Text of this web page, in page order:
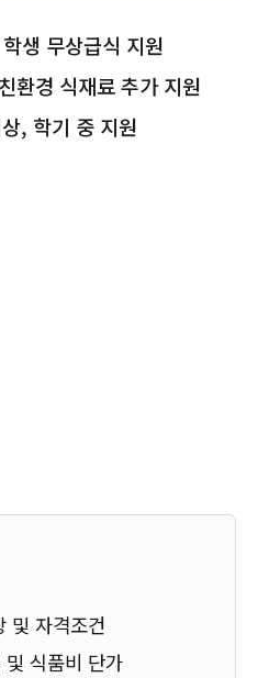
생 무상급식 지원
환경 식재료 추가 지원
, 학기 중 지원
및 자격조건
식품비 단가